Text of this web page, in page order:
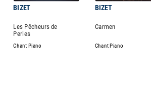
BIZET BIZET
Les Pêcheurs de
Perles
Carmen
Chant Piano Chant Piano